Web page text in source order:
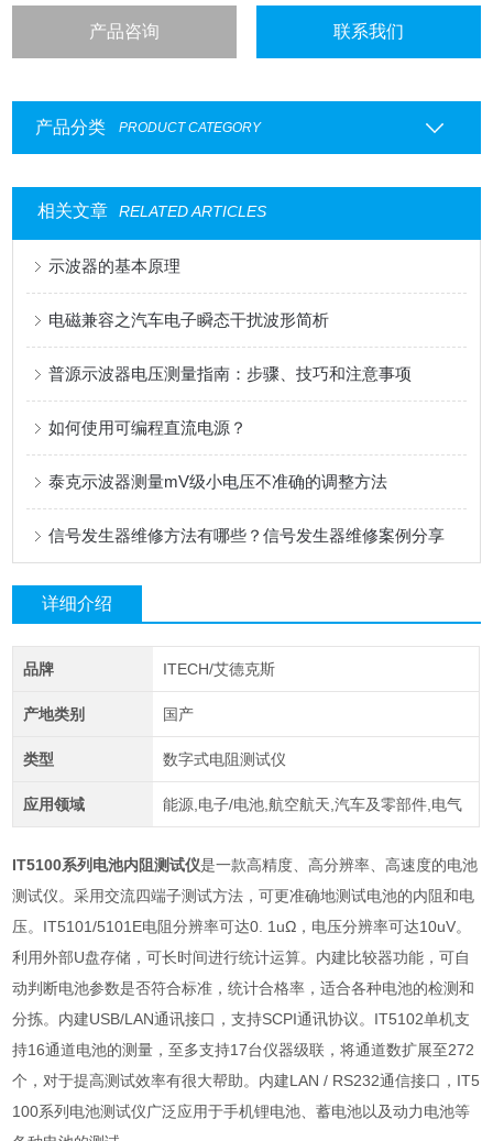
产品咨询 联系我们
产品分类 PRODUCT CATEGORY
相关文章 RELATED ARTICLES
示波器的基本原理
电磁兼容之汽车电子瞬态干扰波形简析
普源示波器电压测量指南：步骤、技巧和注意事项
如何使用可编程直流电源？
泰克示波器测量mV级小电压不准确的调整方法
信号发生器维修方法有哪些？信号发生器维修案例分享
详细介绍
品牌 ITECH/艾德克斯
产地类别 国产
类型 数字式电阻测试仪
应用领域 能源,电子/电池,航空航天,汽车及零部件,电气
IT5100系列 电池内阻测试仪是一款高精度、高分辨率、高速度的电池
测试仪。采用交流四端子测试方法，可更准确地测试电池的内阻和电
压。 IT5101/5101E电阻分辨率可达0. 1uΩ，电压分辨率可达10uV。
利用外部U盘存储，可长时间进行统计运算。内建比较器功能，可自
动判断电池参数是否符合标准，统计合格率，适合各种电池的检测和
分拣。内建USB/LAN通讯接口，支持SCPI通讯协议。 IT5102单机支
持16通道电池的测量，至多支持17台仪器级联，将通道数扩展至272
个，对于提高测试效率有很大帮助。内建LAN / RS232通信接口， IT5
100系列电池测试仪广泛应用于手机锂电池、蓄电池以及动力电池等